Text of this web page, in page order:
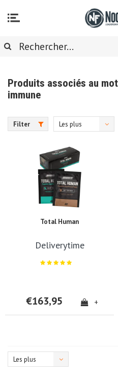
Produits associés au
immune
Filter
Les plus
Total Human
Deliverytime
€163,95 +
Les plus